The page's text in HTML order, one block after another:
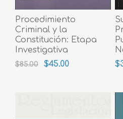
Procedimiento
Criminal y la
Constitución: Etapa
Investigativa
$85.00 $45.00